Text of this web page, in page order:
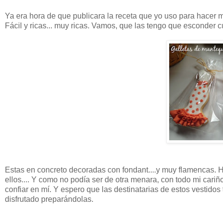
Ya era hora de que publicara la receta que yo uso para hacer
Fácil y ricas... muy ricas. Vamos, que las tengo que esconder
Estas en concreto decoradas con fondant....y muy
ellos.... Y como no podía ser de otra menara, con todo mi
confiar en mí. Y espero que las destinatarias de estos
disfrutado preparándolas.